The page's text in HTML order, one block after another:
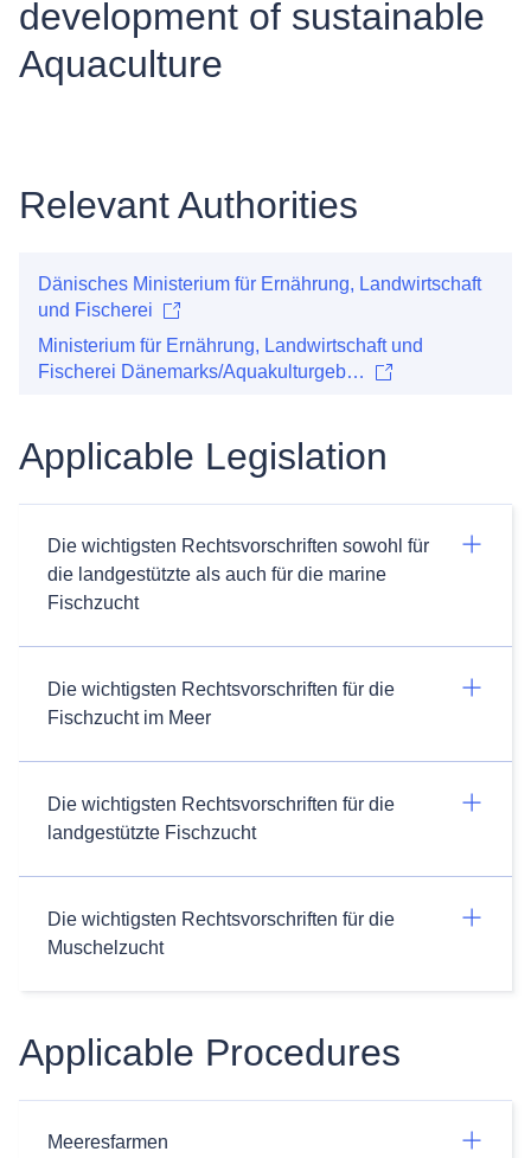
development of sustainable
Aquaculture
Relevant Authorities
Dänisches Ministerium für Ernährung, Landwirtschaft
und Fischerei
Ministerium für Ernährung, Landwirtschaft und
Fischerei Dänemarks/Aquakulturgeb…
Applicable Legislation
Die wichtigsten Rechtsvorschriften sowohl für
die landgestützte als auch für die marine
Fischzucht
Die wichtigsten Rechtsvorschriften für die
Fischzucht im Meer
Die wichtigsten Rechtsvorschriften für die
landgestützte Fischzucht
Die wichtigsten Rechtsvorschriften für die
Muschelzucht
Applicable Procedures
Meeresfarmen